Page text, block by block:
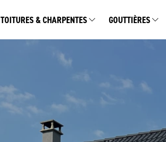
TOITURES & CHARPENTES GOUTTIÈRES